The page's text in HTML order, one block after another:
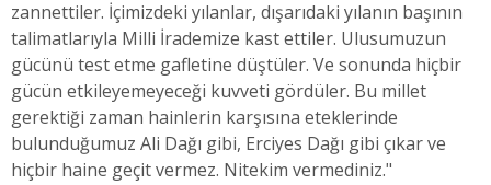
zannettiler. İçimizdeki yılanlar, dışarıdaki yılanın başının
talimatlarıyla Milli İrademize kast ettiler. Ulusumuzun
gücünü test etme gafletine düştüler. Ve sonunda hiçbir
gücün etkileyemeyeceği kuvveti gördüler. Bu millet
gerektiği zaman hainlerin karşısına eteklerinde
bulunduğumuz Ali Dağı gibi, Erciyes Dağı gibi çıkar ve
hiçbir haine geçit vermez. Nitekim vermediniz."